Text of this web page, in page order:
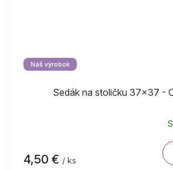
Náš výrobok
Sedák na stoličku 37x37 -
4,50 € / ks